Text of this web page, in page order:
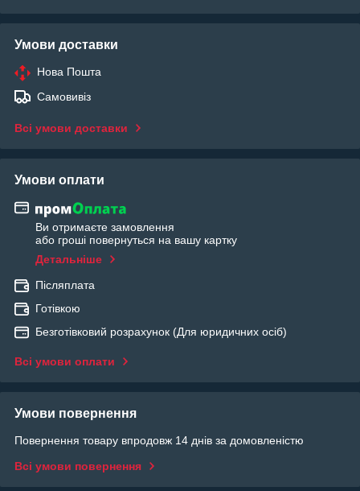
Умови доставки
Нова Пошта
Самовивіз
Всі умови доставки
Умови оплати
Ви отримаєте замовлення
або гроші повернуться на вашу картку
Детальніше
Післяплата
Готівкою
Безготівковий розрахунок (Для юридичних осіб)
Всі умови оплати
Умови повернення
Повернення товару впродовж 14 днів за домовленістю
Всі умови повернення